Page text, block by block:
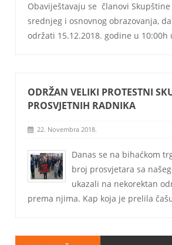
Obaviještavaju se članovi
srednjeg i osnovnog obrazovanja,
održati 15.12.2018. godine u 10:00h
ODRŽAN VELIKI PROTESTNI
PROSVJETNIH RADNIKA
22. Novembra 2018.
Danas se na bihaćkom
broj prosvjetara sa
ukazali na nekorektan
prema njima. Kap koja je prelila